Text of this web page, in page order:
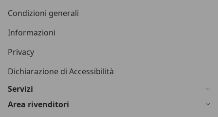
Condizioni generali
Informazioni
Privacy
Dichiarazione di Accessibilità
Servizi
Area rivenditori